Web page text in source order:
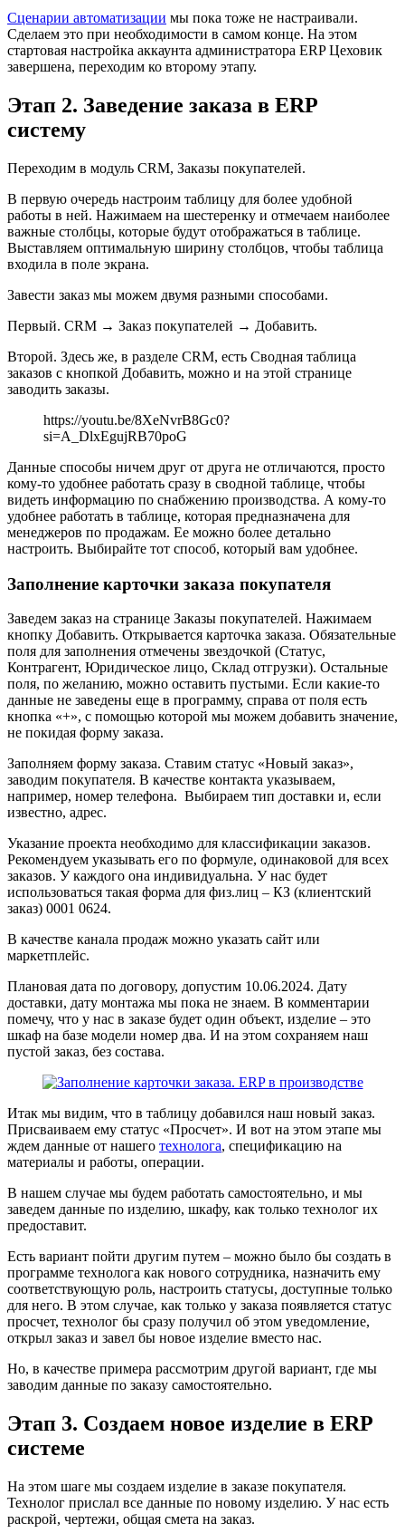
Сценарии автоматизации мы пока тоже не настраивали.
Сделаем это при необходимости в самом конце. На этом
стартовая настройка аккаунта администратора ERP Цеховик
завершена, переходим ко второму этапу.
Этап 2. Заведение заказа в ERP
систему
Переходим в модуль CRM, Заказы покупателей.
В первую очередь настроим таблицу для более удобной
работы в ней. Нажимаем на шестеренку и отмечаем наиболее
важные столбцы, которые будут отображаться в таблице.
Выставляем оптимальную ширину столбцов, чтобы таблица
входила в поле экрана.
Завести заказ мы можем двумя разными способами.
Первый. CRM → Заказ покупателей → Добавить.
Второй. Здесь же, в разделе CRM, есть Сводная таблица
заказов с кнопкой Добавить, можно и на этой странице
заводить заказы.
https://youtu.be/8XeNvrB8Gc0?
si=A_DlxEgujRB70poG
Данные способы ничем друг от друга не отличаются, просто
кому-то удобнее работать сразу в сводной таблице, чтобы
видеть информацию по снабжению производства. А кому-то
удобнее работать в таблице, которая предназначена для
менеджеров по продажам. Ее можно более детально
настроить. Выбирайте тот способ, который вам удобнее.
Заполнение карточки заказа покупателя
Заведем заказ на странице Заказы покупателей. Нажимаем
кнопку Добавить. Открывается карточка заказа. Обязательные
поля для заполнения отмечены звездочкой (Статус,
Контрагент, Юридическое лицо, Склад отгрузки). Остальные
поля, по желанию, можно оставить пустыми. Если какие-то
данные не заведены еще в программу, справа от поля есть
кнопка «+», с помощью которой мы можем добавить значение,
не покидая форму заказа.
Заполняем форму заказа. Ставим статус «Новый заказ»,
заводим покупателя. В качестве контакта указываем,
например, номер телефона. Выбираем тип доставки и, если
известно, адрес.
Указание проекта необходимо для классификации заказов.
Рекомендуем указывать его по формуле, одинаковой для всех
заказов. У каждого она индивидуальна. У нас будет
использоваться такая форма для физ.лиц – КЗ (клиентский
заказ) 0001 0624.
В качестве канала продаж можно указать сайт или
маркетплейс.
Плановая дата по договору, допустим 10.06.2024. Дату
доставки, дату монтажа мы пока не знаем. В комментарии
помечу, что у нас в заказе будет один объект, изделие – это
шкаф на базе модели номер два. И на этом сохраняем наш
пустой заказ, без состава.
Итак мы видим, что в таблицу добавился наш новый заказ.
Присваиваем ему статус «Просчет». И вот на этом этапе мы
ждем данные от нашего технолога, спецификацию на
материалы и работы, операции.
В нашем случае мы будем работать самостоятельно, и мы
заведем данные по изделию, шкафу, как только технолог их
предоставит.
Есть вариант пойти другим путем – можно было бы создать в
программе технолога как нового сотрудника, назначить ему
соответствующую роль, настроить статусы, доступные только
для него. В этом случае, как только у заказа появляется статус
просчет, технолог бы сразу получил об этом уведомление,
открыл заказ и завел бы новое изделие вместо нас.
Но, в качестве примера рассмотрим другой вариант, где мы
заводим данные по заказу самостоятельно.
Этап 3. Создаем новое изделие в ERP
системе
На этом шаге мы создаем изделие в заказе покупателя.
Технолог прислал все данные по новому изделию. У нас есть
раскрой, чертежи, общая смета на заказ.